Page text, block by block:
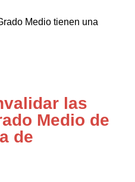
Medio tienen una
las
Medio de
de